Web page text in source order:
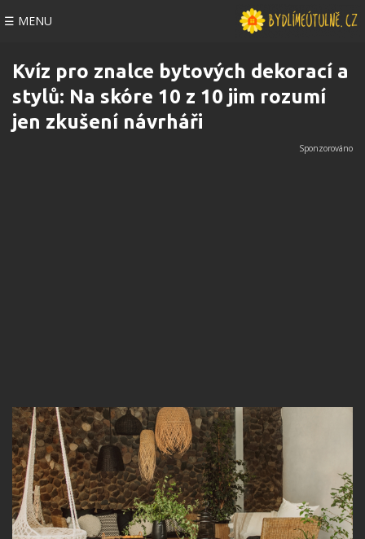
☰ MENU
Kvíz pro znalce bytových dekorací a
stylů: Na skóre 10 z 10 jim rozumí
jen zkušení návrháři